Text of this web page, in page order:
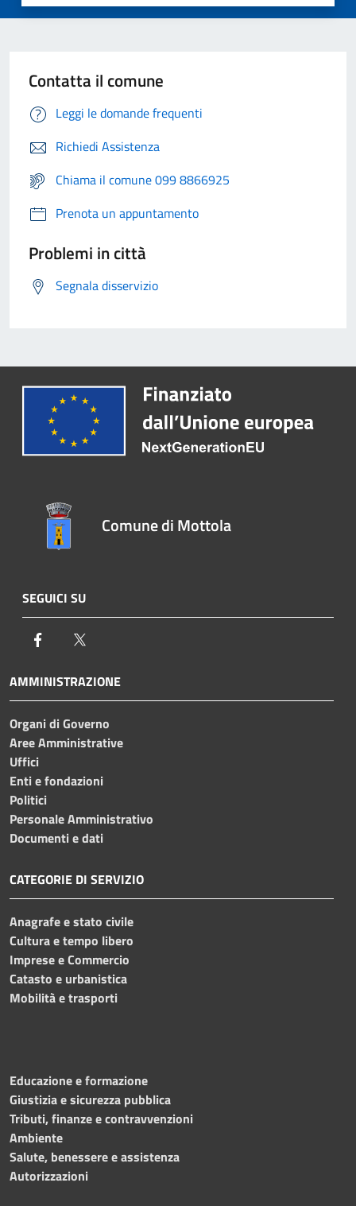
Contatta il comune
Leggi le domande frequenti
Richiedi Assistenza
Chiama il comune 099 8866925
Prenota un appuntamento
Problemi in città
Segnala disservizio
Comune di Mottola
SEGUICI SU
Facebook
AMMINISTRAZIONE
Organi di Governo
Aree Amministrative
Uffici
Enti e fondazioni
Politici
Personale Amministrativo
Documenti e dati
CATEGORIE DI SERVIZIO
Anagrafe e stato civile
Cultura e tempo libero
Imprese e Commercio
Catasto e urbanistica
Mobilità e trasporti
Educazione e formazione
Giustizia e sicurezza pubblica
Tributi, finanze e contravvenzioni
Ambiente
Salute, benessere e assistenza
Autorizzazioni